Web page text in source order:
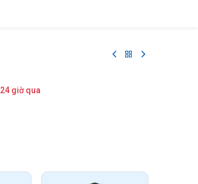
giờ qua